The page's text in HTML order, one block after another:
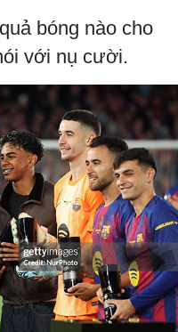
bóng nào cho
với nụ cười.